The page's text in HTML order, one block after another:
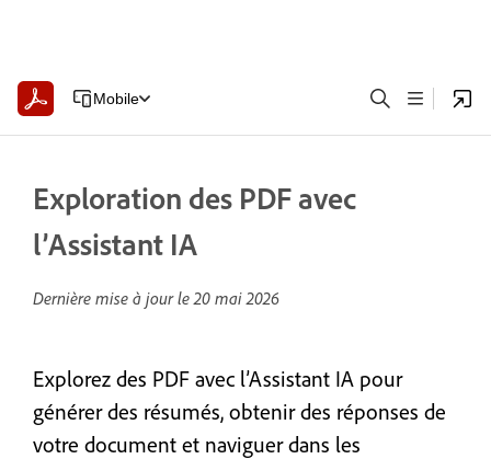
Mobile
Exploration des PDF avec
l’Assistant IA
Dernière mise à jour le20 mai 2026
Explorez des PDF avec l’Assistant IA pour
générer des résumés, obtenir des réponses de
votre document et naviguer dans les